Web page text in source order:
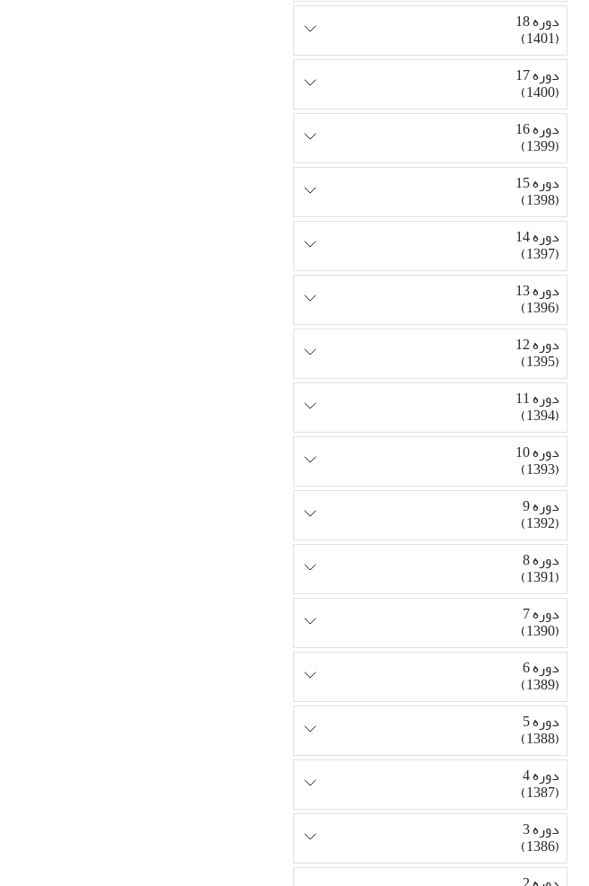
دوره 18
(1401)
دوره 17
(1400)
دوره 16
(1399)
دوره 15
(1398)
دوره 14
(1397)
دوره 13
(1396)
دوره 12
(1395)
دوره 11
(1394)
دوره 10
(1393)
دوره 9
(1392)
دوره 8
(1391)
دوره 7
(1390)
دوره 6
(1389)
دوره 5
(1388)
دوره 4
(1387)
دوره 3
(1386)